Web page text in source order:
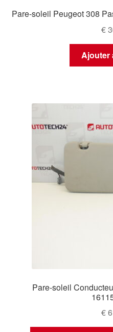
Pare-soleil Peugeot 308
€
Ajouter
Pare-soleil
€